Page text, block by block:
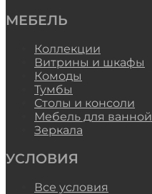
МЕБЕЛЬ
Коллекции
Витрины и шкафы
Комоды
Тумбы
Столы и консоли
Мебель для ванной
Зеркала
УСЛОВИЯ
Все условия